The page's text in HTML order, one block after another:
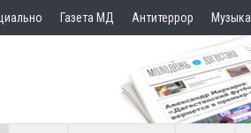
Газета МД Антитеррор Музыка